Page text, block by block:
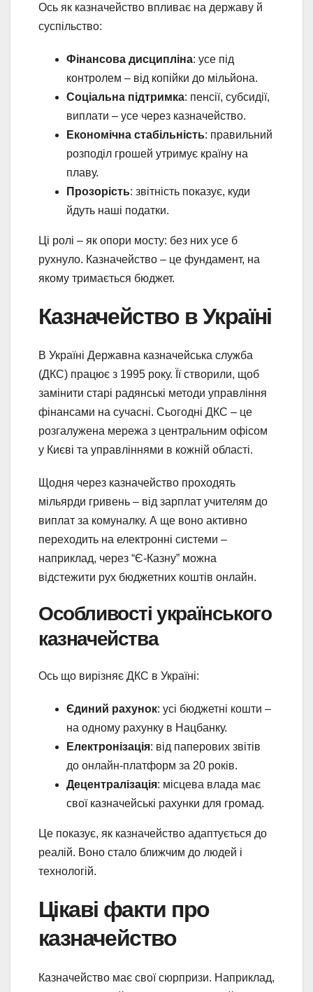
Ось як казначейство впливає на державу й
суспільство:
Фінансова дисципліна: усе під
контролем – від копійки до мільйона.
Соціальна підтримка: пенсії, субсидії,
виплати – усе через казначейство.
Економічна стабільність: правильний
розподіл грошей утримує країну на
плаву.
Прозорість: звітність показує, куди
йдуть наші податки.
Ці ролі – як опори мосту: без них усе б
рухнуло. Казначейство – це фундамент, на
якому тримається бюджет.
Казначейство в Україні
В Україні Державна казначейська служба
(ДКС) працює з 1995 року. Її створили, щоб
замінити старі радянські методи управління
фінансами на сучасні. Сьогодні ДКС – це
розгалужена мережа з центральним офісом
у Києві та управліннями в кожній області.
Щодня через казначейство проходять
мільярди гривень – від зарплат учителям до
виплат за комуналку. А ще воно активно
переходить на електронні системи –
наприклад, через “Є-Казну” можна
відстежити рух бюджетних коштів онлайн.
Особливості українського
казначейства
Ось що вирізняє ДКС в Україні:
Єдиний рахунок: усі бюджетні кошти –
на одному рахунку в Нацбанку.
Електронізація: від паперових звітів
до онлайн-платформ за 20 років.
Децентралізація: місцева влада має
свої казначейські рахунки для громад.
Це показує, як казначейство адаптується до
реалій. Воно стало ближчим до людей і
технологій.
Цікаві факти про
казначейство
Казначейство має свої сюрпризи. Наприклад,